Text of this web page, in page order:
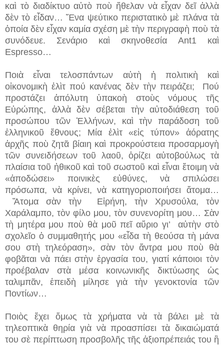
καὶ τὸ διαδίκτυο αὐτὸ ποὺ ἤθελαν νὰ εἶχαν δεῖ ἀλλὰ
δὲν τὸ εἶδαν… Ἕνα ψεύτικο περιστατικὸ μὲ πλάνα τὰ
ὁποία δὲν εἶχαν καμία σχέση μὲ τὴν περιγραφὴ ποὺ τὰ
συνόδευε. Σενάριο καὶ σκηνοθεσία Ant1 καὶ
Espresso…
Ποιὰ εἶναι τελοσπάντων αὐτὴ ἡ πολιτικὴ καὶ
οἰκονομικὴ ἐλὶτ πού κανένας δὲν τὴν πειράζει; Πού
προστάζει ἀπόλυτη ὑπακοὴ στοὺς νόμους τῆς
Εὐρώπης, ἀλλὰ δὲν σέβεται τὴν αὐτοδιάθεση τοῦ
προσώπου τῶν Ἑλλήνων, καὶ τὴν παράδοση τοῦ
ἑλληνικοῦ ἔθνους; Μία ἐλὶτ «εἰς τύπον» ἀόρατης
ἀρχῆς ποὺ ζητᾶ βίαιη καὶ προκρούστεια προσαρμογὴ
τῶν συνειδήσεων τοῦ λαοῦ, ὁρίζει αὐτοβούλως τὰ
πλαίσια τοῦ ἠθικοῦ καὶ τοῦ σωστοῦ καὶ εἶναι ἕτοιμη νὰ
«ἀποδώσει» ποινικὲς εὐθύνες, νὰ σπιλώσει
πρόσωπα, νὰ κρίνει, νὰ κατηγοριοποιήσει ἄτομα…
Ἄτομα σὰν τὴν Εἰρήνη, τὴν Χρυσούλα, τὸν
Χαράλαμπο, τὸν φίλο μου, τὸν συνενορίτη μου… Σὰν
τὴ μητέρα μου ποὺ θὰ μοῦ πεῖ αὔριο γι’ αὐτὴν στὸ
σχολεῖο ὁ συμμαθητής μου «εἶδα τὴ θεούσα τὴ μάνα
σου στὴ τηλεόραση», σὰν τὸν ἄντρα μου ποὺ θὰ
φοβᾶται νὰ πάει στὴν ἐργασία του, γιατί κάποιοι τὸν
προέβαλαν στὰ μέσα κοινωνικῆς δικτύωσης ὡς
ταλιμπᾶν, ἐπειδὴ μίλησε γιὰ τὴν γενοκτονία τῶν
Ποντίων…
Ποιὸς ἔχει ὅμως τὰ χρήματα νὰ τὰ βάλει μὲ τὰ
τηλεοπτικὰ θηρία γιὰ νὰ προασπίσει τὰ δικαιώματά
του σὲ περίπτωση προσβολῆς τῆς ἀξιοπρέπειάς του ἢ